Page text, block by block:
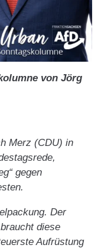
von Jörg
Merz (CDU) in
gegen
Der
diese
Aufrüstung